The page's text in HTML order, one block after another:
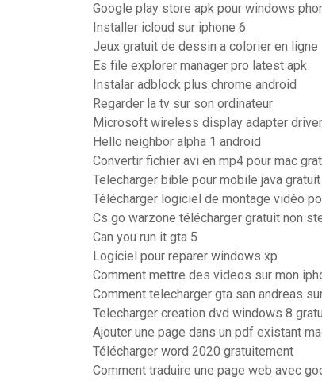
Google play store apk pour windows
Installer icloud sur iphone 6
Jeux gratuit de dessin a colorier en ligne
Es file explorer manager pro latest apk
Instalar adblock plus chrome android
Regarder la tv sur son ordinateur
Microsoft wireless display adapter
Hello neighbor alpha 1 android
Convertir fichier avi en mp4 pour mac
Telecharger bible pour mobile java gratuit
Télécharger logiciel de montage vidéo
Cs go warzone télécharger gratuit non
Can you run it gta 5
Logiciel pour reparer windows xp
Comment mettre des videos sur mon
Comment telecharger gta san andreas
Telecharger creation dvd windows 8
Ajouter une page dans un pdf existant
Télécharger word 2020 gratuitement
Comment traduire une page web avec